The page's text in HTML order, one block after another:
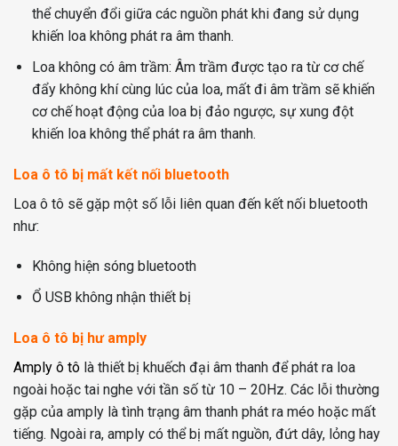
thể chuyển đổi giữa các nguồn phát khi đang sử dụng
khiến loa không phát ra âm thanh.
Loa không có âm trầm: Âm trầm được tạo ra từ cơ chế
đẩy không khí cùng lúc của loa, mất đi âm trầm sẽ khiến
cơ chế hoạt động của loa bị đảo ngược, sự xung đột
khiến loa không thể phát ra âm thanh.
Loa ô tô bị mất kết nối bluetooth
Loa ô tô sẽ gặp một số lỗi liên quan đến kết nối bluetooth
như:
Không hiện sóng bluetooth
Ổ USB không nhận thiết bị
Loa ô tô bị hư amply
Amply ô tô là thiết bị khuếch đại âm thanh để phát ra loa
ngoài hoặc tai nghe với tần số từ 10 – 20Hz. Các lỗi thường
gặp của amply là tình trạng âm thanh phát ra méo hoặc mất
tiếng. Ngoài ra, amply có thể bị mất nguồn, đứt dây, lỏng hay